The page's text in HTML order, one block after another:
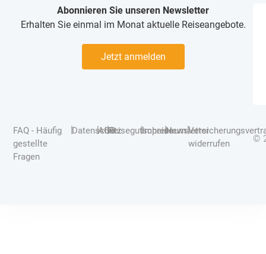
Abonnieren Sie unseren Newsletter
Erhalten Sie einmal im Monat aktuelle Reiseangebote.
Jetzt anmelden
FAQ - Häufig
gestellte
Fragen
|Datenschutz
|AGB
|Reisegutscheine
|Impressum
|Newsletter
|
widerrufen
©